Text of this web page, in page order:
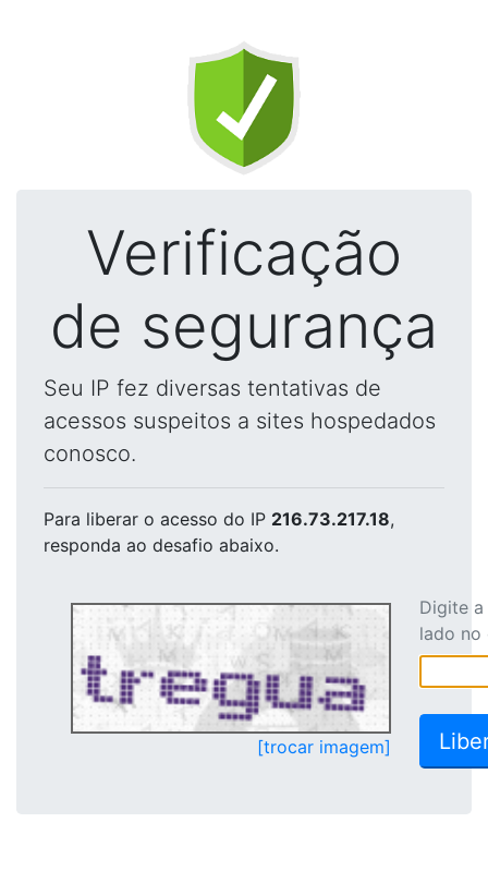
Verificação
de segurança
Seu IP fez diversas tentativas de
acessos suspeitos a sites hospedados
conosco.
Para liberar o acesso do IP 216.73.217.18,
responda ao desafio abaixo.
[trocar imagem]
Digite
lado no